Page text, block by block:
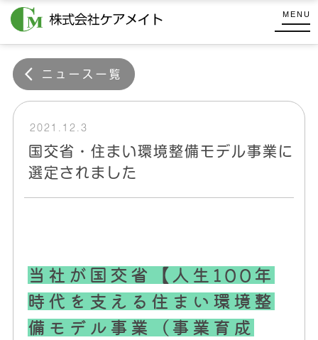
ン
テ株
式
会
社
MENU
ニュース一覧
2021.12.3
国交省・住まい環境整備モデル事業に
選定されました
当社が国交省【人生100年
時代を支える住まい環境整
備モデル事業（事業育成
式
会
ケ
ア
メ
イ